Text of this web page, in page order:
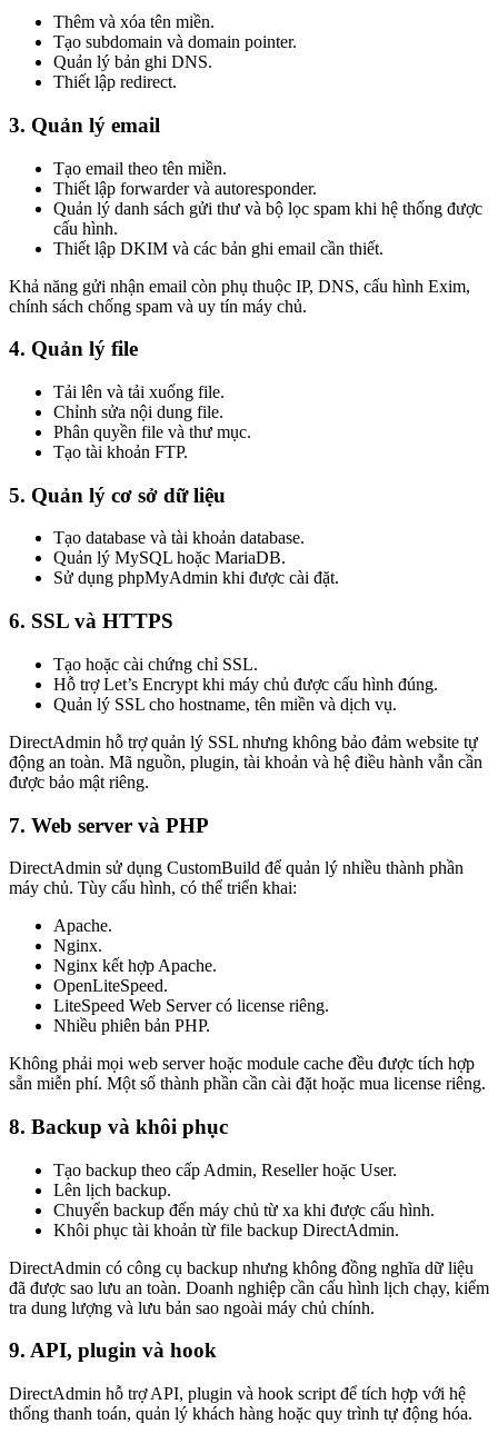
Thêm và xóa tên miền.
Tạo subdomain và domain pointer.
Quản lý bản ghi DNS.
Thiết lập redirect.
3. Quản lý email
Tạo email theo tên miền.
Thiết lập forwarder và autoresponder.
Quản lý danh sách gửi thư và bộ lọc spam khi hệ thống được
cấu hình.
Thiết lập DKIM và các bản ghi email cần thiết.
Khả năng gửi nhận email còn phụ thuộc IP, DNS, cấu hình Exim,
chính sách chống spam và uy tín máy chủ.
4. Quản lý file
Tải lên và tải xuống file.
Chỉnh sửa nội dung file.
Phân quyền file và thư mục.
Tạo tài khoản FTP.
5. Quản lý cơ sở dữ liệu
Tạo database và tài khoản database.
Quản lý MySQL hoặc MariaDB.
Sử dụng phpMyAdmin khi được cài đặt.
6. SSL và HTTPS
Tạo hoặc cài chứng chỉ SSL.
Hỗ trợ Let’s Encrypt khi máy chủ được cấu hình đúng.
Quản lý SSL cho hostname, tên miền và dịch vụ.
DirectAdmin hỗ trợ quản lý SSL nhưng không bảo đảm website tự
động an toàn. Mã nguồn, plugin, tài khoản và hệ điều hành vẫn cần
được bảo mật riêng.
7. Web server và PHP
DirectAdmin sử dụng CustomBuild để quản lý nhiều thành phần
máy chủ. Tùy cấu hình, có thể triển khai:
Apache.
Nginx.
Nginx kết hợp Apache.
OpenLiteSpeed.
LiteSpeed Web Server có license riêng.
Nhiều phiên bản PHP.
Không phải mọi web server hoặc module cache đều được tích hợp
sẵn miễn phí. Một số thành phần cần cài đặt hoặc mua license riêng.
8. Backup và khôi phục
Tạo backup theo cấp Admin, Reseller hoặc User.
Lên lịch backup.
Chuyển backup đến máy chủ từ xa khi được cấu hình.
Khôi phục tài khoản từ file backup DirectAdmin.
DirectAdmin có công cụ backup nhưng không đồng nghĩa dữ liệu
đã được sao lưu an toàn. Doanh nghiệp cần cấu hình lịch chạy, kiểm
tra dung lượng và lưu bản sao ngoài máy chủ chính.
9. API, plugin và hook
DirectAdmin hỗ trợ API, plugin và hook script để tích hợp với hệ
thống thanh toán, quản lý khách hàng hoặc quy trình tự động hóa.